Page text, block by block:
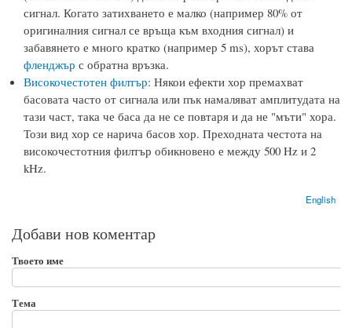
сигнал. Когато затихването е малко (например 80% от
оригиналния сигнал се връща към входния сигнал) и
забавянето е много кратко (например 5 ms), хорът става
фленджър с обратна връзка.
Високочестотен филтър: Някои ефекти хор премахват
басовата часто от сигнала или пък намаляват амплитудата на
тази част, така че баса да не се повтаря и да не "мъти" хора.
Този вид хор се нарича басов хор. Преходната честота на
високочестотния филтър обикновено е между 500 Hz и 2
kHz.
English
Добави нов коментар
Твоето име
Тема